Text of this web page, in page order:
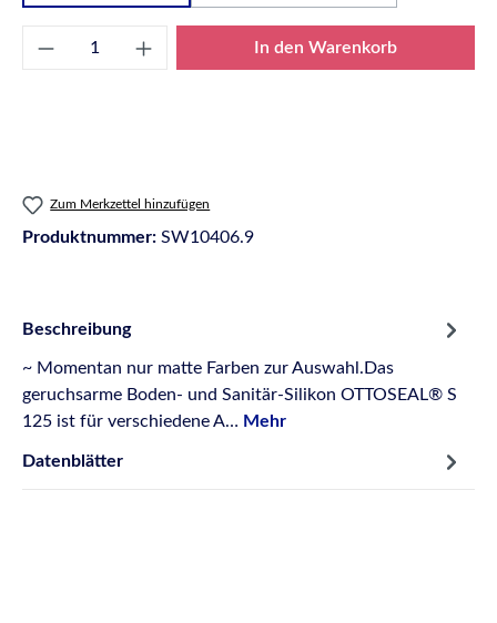
Produkt Anzahl: Gib den gewünschten
In den Warenkorb
Zum Merkzettel hinzufügen
Produktnummer: SW10406.9
Beschreibung
~ Momentan nur matte Farben zur Auswahl.Das
geruchsarme Boden- und Sanitär-Silikon OTTOSEAL® S
125 ist für verschiedene A… Mehr
Datenblätter